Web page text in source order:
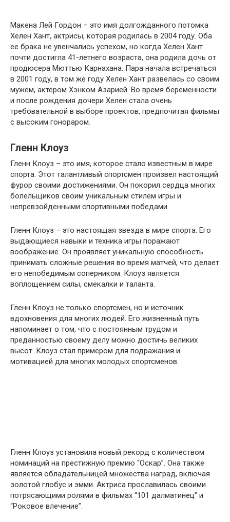
Макена Лей Гордон – это имя долгожданного потомка
Хелен Хант, актрисы, которая родилась в 2004 году. Оба
ее брака не увенчались успехом, но когда Хелен Хант
почти достигла 41-летнего возраста, она родила дочь от
продюсера Мюттью Карнахана. Пара начала встречаться
в 2001 году, в том же году Хелен Хант развелась со своим
мужем, актером Хэнком Азарией. Во время беременности
и после рождения дочери Хелен стала очень
требовательной в выборе проектов, предпочитая фильмы
с высоким гонораром.
Гленн Клоуз
Гленн Клоуз – это имя, которое стало известным в мире
спорта. Этот талантливый спортсмен произвел настоящий
фурор своими достижениями. Он покорил сердца многих
болельщиков своим уникальным стилем игры и
непревзойденными спортивными победами.
Гленн Клоуз – это настоящая звезда в мире спорта. Его
выдающиеся навыки и техника игры поражают
воображение. Он проявляет уникальную способность
принимать сложные решения во время матчей, что делает
его непобедимым соперником. Клоуз является
воплощением силы, смекалки и таланта.
Гленн Клоуз не только спортсмен, но и источник
вдохновения для многих людей. Его жизненный путь
напоминает о том, что с постоянным трудом и
преданностью своему делу можно достичь великих
высот. Клоуз стал примером для подражания и
мотивацией для многих молодых спортсменов.
Гленн Клоуз установила новый рекорд с количеством
номинаций на престижную премию “Оскар”. Она также
является обладательницей множества наград, включая
золотой глобус и эмми. Актриса прославилась своими
потрясающими ролями в фильмах “101 далматинец” и
“Роковое влечение”.